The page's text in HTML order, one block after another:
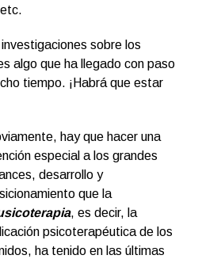
sobre los
algo que ha llegado con paso
tiempo. ¡Habrá que estar
hay que hacer una
especial a los grandes
desarrollo y
que la
, es decir, la
psicoterapéutica de los
ha tenido en las últimas